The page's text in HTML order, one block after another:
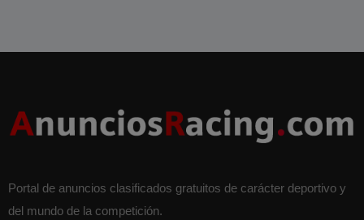
Portal de anuncios clasificados gratuitos de carácter deportivo y
del mundo de la competición.